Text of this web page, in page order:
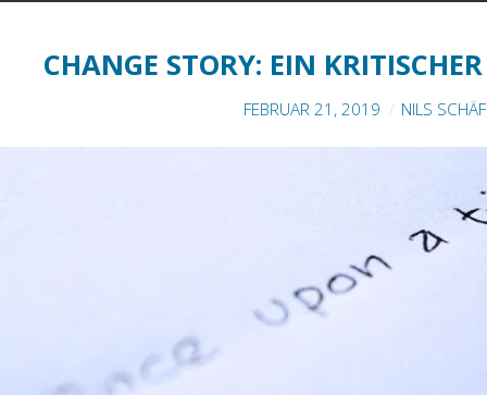
CHANGE STORY: EIN
FEBRUAR 21, 2019 NILS